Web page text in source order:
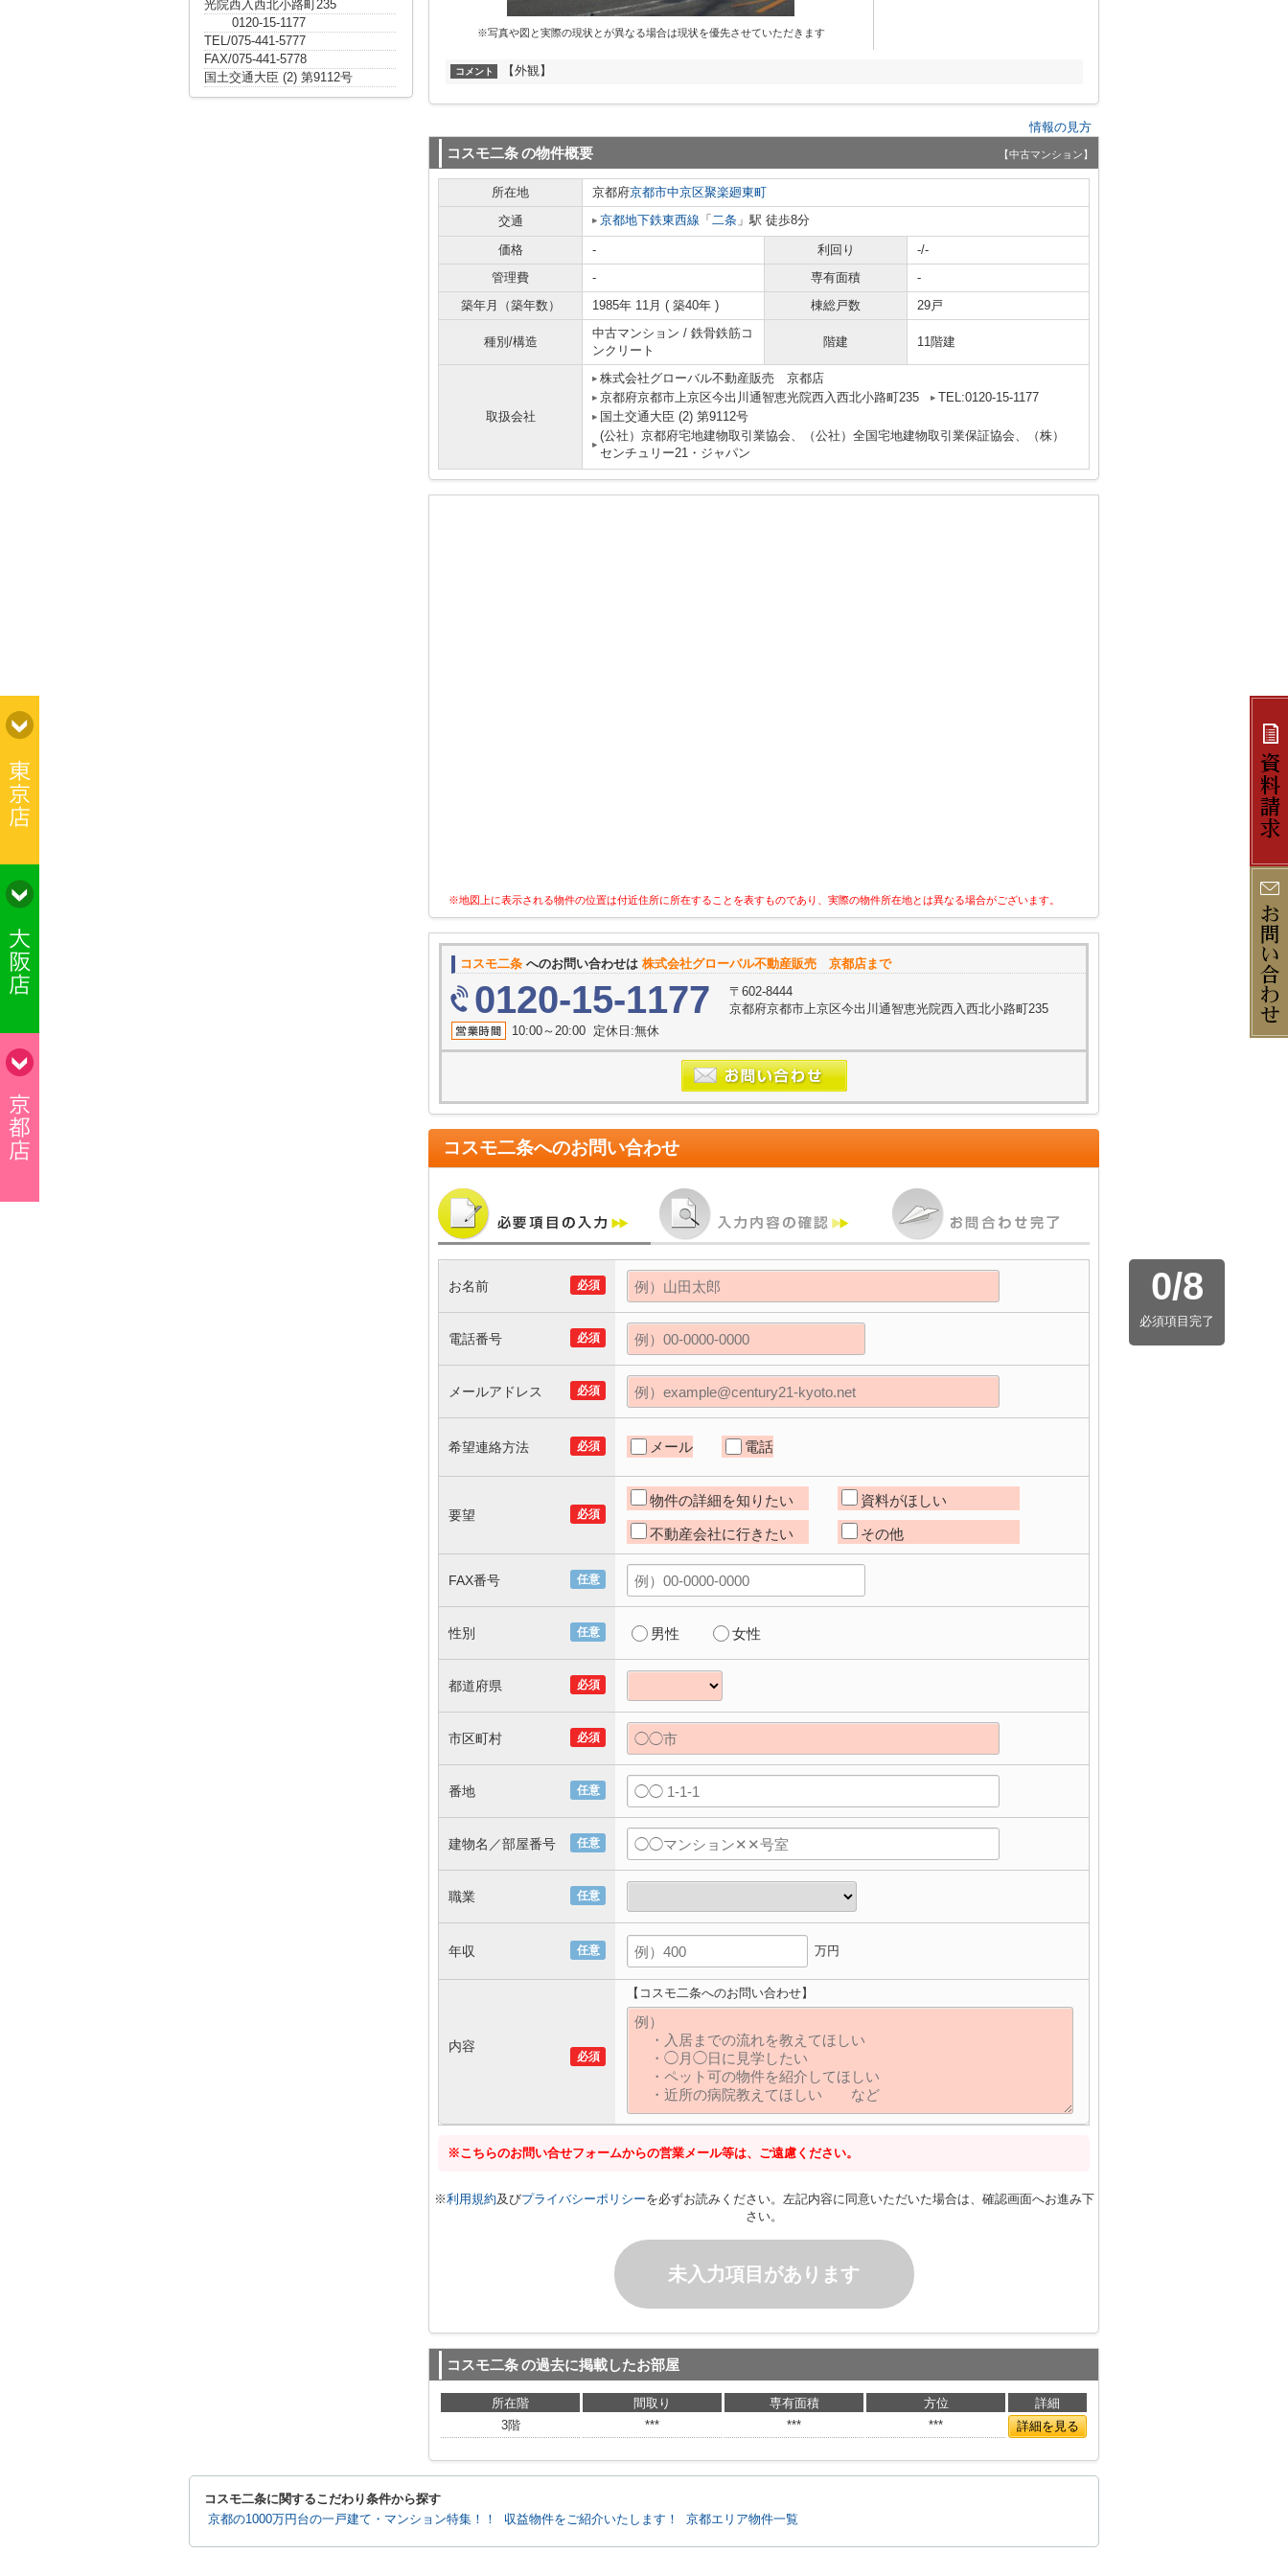
※写真や図と実際の現状とが異なる場合は現状を優先させていただきます
コメント 【外観】
情報の見方
コスモ二条の物件概要 【中古マンション】
所在地 京都府京都市中京区聚楽廻東町
交通
京都地下鉄東西線 「 二条 」駅 徒歩8分
価格 - 利回り
-/-
管理費
- 専有面積
-
築年月（築年数）
1985年 11月 ( 築40年 ) 棟総戸数 29戸
種別/構造
中古マンション / 鉄骨鉄筋コ
ンクリート
階建 11階建
取扱会社
株式会社グローバル不動産販売 京都店
京都府京都市上京区今出川通智恵光院西入西北小路町235
TEL:0120-15-1177
国土交通大臣 (2) 第9112号
(公社）京都府宅地建物取引業協会、（公社）全国宅地建物取引業保証協会、（株）
センチュリー21・ジャパン
※地図上に表示される物件の位置は付近住所に所在することを表すものであり、実際の物件所在地とは異なる場合がございます。
コスモ二条 へのお問い合わせは 株式会社グローバル不動産販売 京都店まで
0120-15-1177
〒602-8444
京都府京都市上京区今出川通智恵光院西入西北小路町235
10:00～20:00 定休日:無休
コスモ二条へのお問い合わせ
0/8
必須項目完了
必須
お名前
必須
電話番号
必須
メールアドレス
必須
希望連絡方法 メール 電話
必須
要望
物件の詳細を知りたい 資料がほしい
不動産会社に行きたい その他
任意
FAX番号
任意
性別 男性 女性
必須
都道府県
必須
市区町村
任意
番地
任意
建物名／部屋番号
任意
職業
任意
年収 万円
必須
内容
【コスモ二条へのお問い合わせ】
※こちらのお問い合せフォームからの営業メール等は、ご遠慮ください。
※利用規約及びプライバシーポリシーを必ずお読みください。左記内容に同意いただいた場合は、確認画面へお進み下
さい。
未入力項目があります
コスモ二条の過去に掲載したお部屋
所在階 間取り 専有面積 方位
詳細
3階
*** *** *** 詳細を見る
光院西入西北小路町235
0120-15-1177
TEL/075-441-5777
FAX/075-441-5778
国土交通大臣 (2) 第9112号
コスモ二条に関するこだわり条件から探す
京都の1000万円台の一戸建て・マンション特集！！ 収益物件をご紹介いたします！ 京都エリア物件一覧